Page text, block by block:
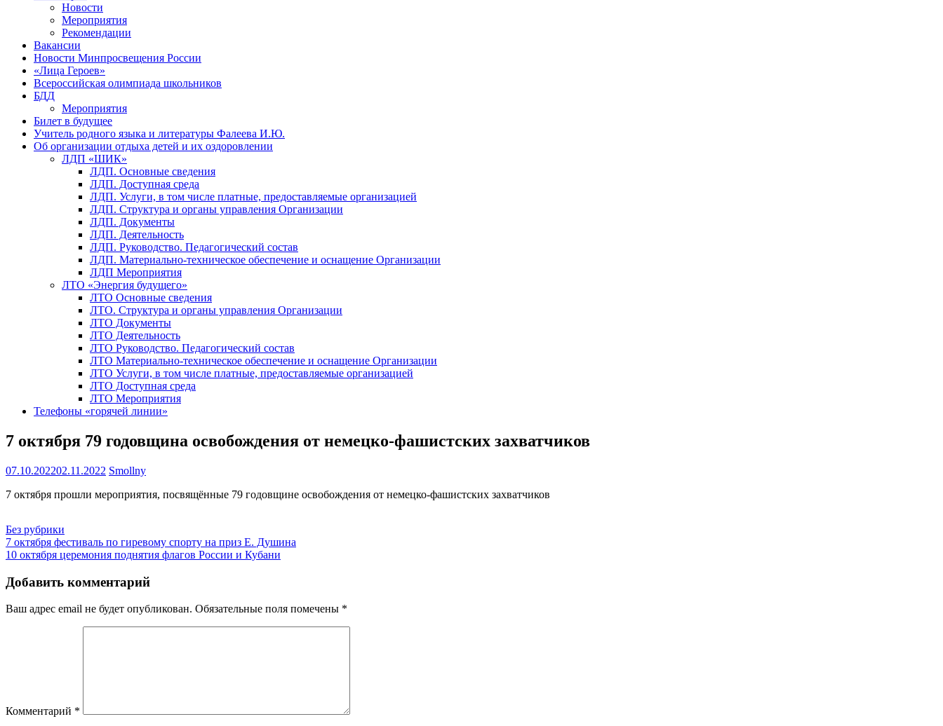
Новости
Мероприятия
Рекомендации
Вакансии
Новости Минпросвещения России
«Лица Героев»
Всероссийская олимпиада школьников
БДД
Мероприятия
Билет в будущее
Учитель родного языка и литературы Фалеева И.Ю.
Об организации отдыха детей и их оздоровлении
ЛДП «ШИК»
ЛДП. Основные сведения
ЛДП. Доступная среда
ЛДП. Услуги, в том числе платные, предоставляемые организацией
ЛДП. Структура и органы управления Организации
ЛДП. Документы
ЛДП. Деятельность
ЛДП. Руководство. Педагогический состав
ЛДП. Материально-техническое обеспечение и оснащение Организации
ЛДП Мероприятия
ЛТО «Энергия будущего»
ЛТО Основные сведения
ЛТО. Структура и органы управления Организации
ЛТО Документы
ЛТО Деятельность
ЛТО Руководство. Педагогический состав
ЛТО Материально-техническое обеспечение и оснащение Организации
ЛТО Услуги, в том числе платные, предоставляемые организацией
ЛТО Доступная среда
ЛТО Мероприятия
Телефоны «горячей линии»
7 октября 79 годовщина освобождения от немецко-фашистских захватчиков
07.10.202202.11.2022 Smollny
7 октября прошли мероприятия, посвящённые 79 годовщине освобождения от немецко-фашистских захватчиков
Без рубрики
Навигация
по
записям
7 октября фестиваль по гиревому спорту на приз Е. Душина
10 октября церемония поднятия флагов России и Кубани
Добавить комментарий
Ваш адрес email не будет опубликован. Обязательные поля помечены *
Комментарий *